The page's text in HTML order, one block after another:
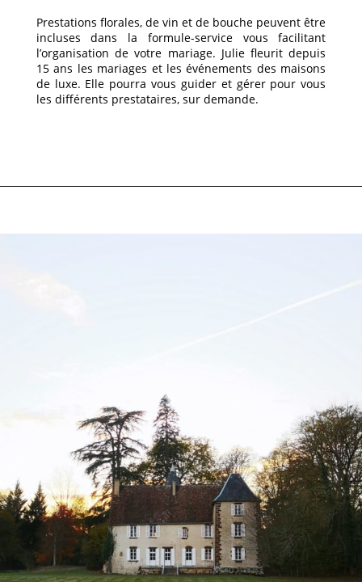
Prestations florales, de vin et de bouche peuvent être
incluses dans la formule-service vous facilitant
l’organisation de votre mariage. Julie fleurit depuis
15 ans les mariages et les événements des maisons
de luxe. Elle pourra vous guider et gérer pour vous
les différents prestataires, sur demande.